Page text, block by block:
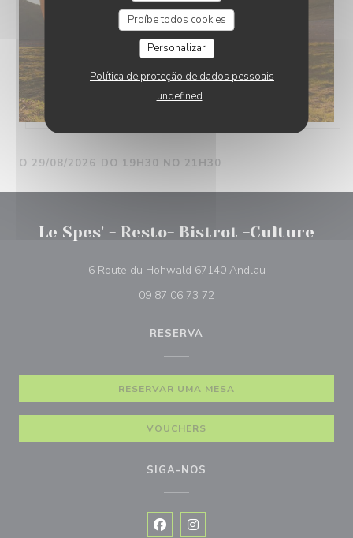
Proíbe todos cookies
Personalizar
Política de proteção de dados pessoais
undefined
O 29/08/2026 DO 19H30 NO 21H30
Le Spes' - Resto- Bistrot -Culture
6 Route du Hohwald 67140 Andlau((abre numa
09 87 06 73 72
RESERVA
RESERVAR UMA MESA
VOUCHERS
SIGA-NOS
Facebook ((abre numa nova janela))
Instagram ((abre numa nova